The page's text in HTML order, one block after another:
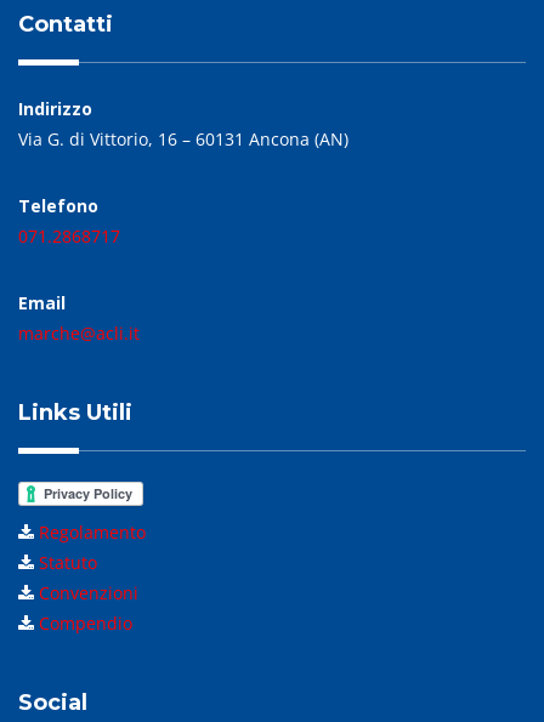
Contatti
Indirizzo
Via G. di Vittorio, 16 – 60131 Ancona (AN)
Telefono
071.2868717
Email
marche@acli.it
Links Utili
Regolamento
Statuto
Convenzioni
Compendio
Social